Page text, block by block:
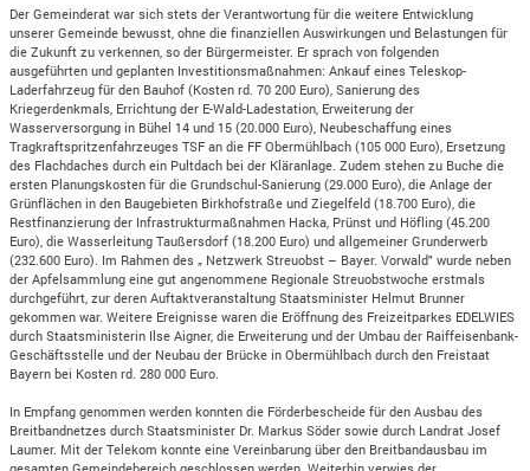
Der Gemeinderat war sich stets der Verantwortung für die weitere Entwicklung
unserer Gemeinde bewusst, ohne die finanziellen Auswirkungen und Belastungen für
die Zukunft zu verkennen, so der Bürgermeister. Er sprach von folgenden
ausgeführten und geplanten Investitionsmaßnahmen: Ankauf eines Teleskop-
Laderfahrzeug für den Bauhof (Kosten rd. 70 200 Euro), Sanierung des
Kriegerdenkmals, Errichtung der E-Wald-Ladestation, Erweiterung der
Wasserversorgung in Bühel 14 und 15 (20.000 Euro), Neubeschaffung eines
Tragkraftspritzenfahrzeuges TSF an die FF Obermühlbach (105 000 Euro), Ersetzung
des Flachdaches durch ein Pultdach bei der Kläranlage. Zudem stehen zu Buche die
ersten Planungskosten für die Grundschul-Sanierung (29.000 Euro), die Anlage der
Grünflächen in den Baugebieten Birkhofstraße und Ziegelfeld (18.700 Euro), die
Restfinanzierung der Infrastrukturmaßnahmen Hacka, Prünst und Höfling (45.200
Euro), die Wasserleitung Taußersdorf (18.200 Euro) und allgemeiner Grunderwerb
(232.600 Euro). Im Rahmen des „ Netzwerk Streuobst – Bayer. Vorwald" wurde neben
der Apfelsammlung eine gut angenommene Regionale Streuobstwoche erstmals
durchgeführt, zur deren Auftaktveranstaltung Staatsminister Helmut Brunner
gekommen war. Weitere Ereignisse waren die Eröffnung des Freizeitparkes EDELWIES
durch Staatsministerin Ilse Aigner, die Erweiterung und der Umbau der Raiffeisenbank-
Geschäftsstelle und der Neubau der Brücke in Obermühlbach durch den Freistaat
Bayern bei Kosten rd. 280 000 Euro.
In Empfang genommen werden konnten die Förderbescheide für den Ausbau des
Breitbandnetzes durch Staatsminister Dr. Markus Söder sowie durch Landrat Josef
Laumer. Mit der Telekom konnte eine Vereinbarung über den Breitbandausbau im